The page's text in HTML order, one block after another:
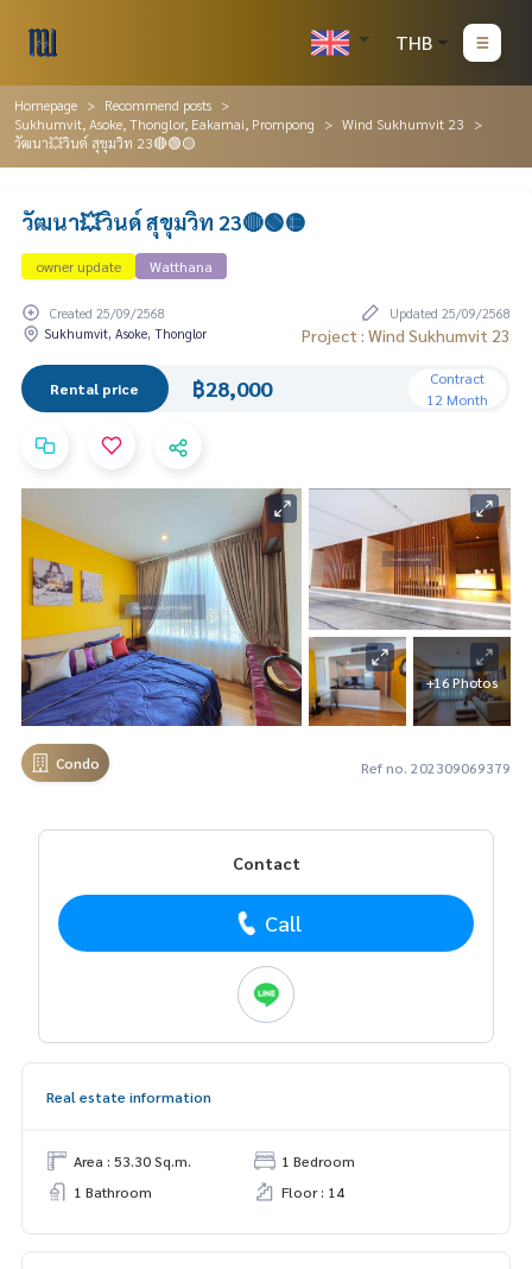
THB
Homepage
Recommend posts
Sukhumvit, Asoke, Thonglor, Eakamai, Prompong
Wind Sukhumvit 23
วัฒนา💥วินด์ สุขุมวิท 23🔴🟢🟡
วัฒนา💥วินด์ สุขุมวิท 23🔴🟢🟡
owner update Watthana
Created 25/09/2568
Updated 25/09/2568
Sukhumvit, Asoke, Thonglor
Project : Wind Sukhumvit 23
Rental price ฿28,000
Contract
12 Month
+16 Photos
Condo Ref no. 202309069379
Contact
Call
Real estate information
Area : 53.30 Sq.m.
1 Bedroom
1 Bathroom
Floor : 14